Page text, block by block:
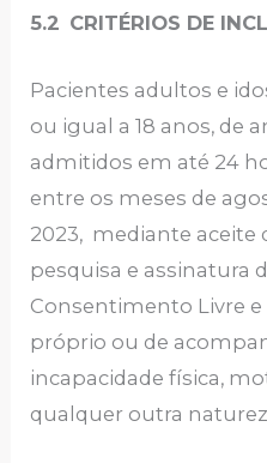
5.2 CRITÉRIOS DE
Pacientes adultos e
ou igual a 18 anos, de
admitidos em até 24
entre os meses de
2023, mediante aceite
pesquisa e assinatura
Consentimento Livre e
próprio ou de
incapacidade física,
qualquer outra